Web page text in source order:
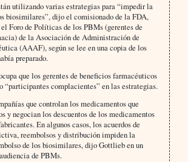
utilizando varias estrategias para “impedir la
biosimilares”, dijo el comisionado de la FDA,
Foro de Políticas de los PBMs (gerentes de
de la Asociación de Administración de
(AAAF), según se lee en una copia de los
preparado.
que los gerentes de beneficios farmacéuticos
“participantes complacientes” en las estrategias.
que controlan los medicamentos que
y negocian los descuentos de los medicamentos
En algunos casos, los acuerdos de
reembolsos y distribución impiden la
de los biosimilares, dijo Gottlieb en un
de PBMs.